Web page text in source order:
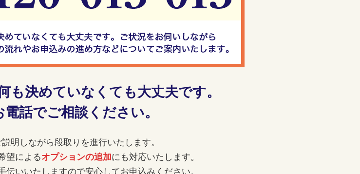
も決めていなくても大丈夫です。
話でご相談ください。
明しながら段取りを進行いたします。
望によるオプションの追加にも対応いたします。
いいたしますので安心してお申込みください。